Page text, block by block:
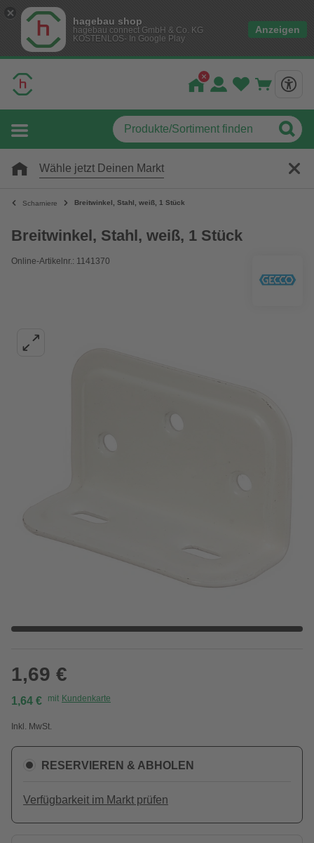
hagebau shop
hagebau connect GmbH & Co. KG
KOSTENLOS- In Google Play
Anzeigen
Wähle jetzt Deinen Markt
Scharniere Breitwinkel, Stahl, weiß, 1 Stück
Breitwinkel, Stahl, weiß, 1 Stück
Online-Artikelnr.: 1141370
1,69 €
1,64 € mit Kundenkarte
Inkl. MwSt.
RESERVIEREN & ABHOLEN
Verfügbarkeit im Markt prüfen